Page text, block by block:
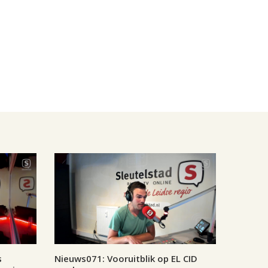
Nieuws071: Vooruitblik op EL CID